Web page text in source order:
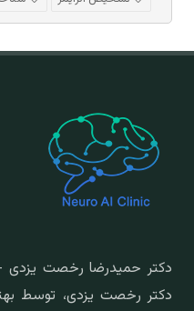
دکتر حمیدرضا رخصت
دکتر رخصت یزدی، توسط